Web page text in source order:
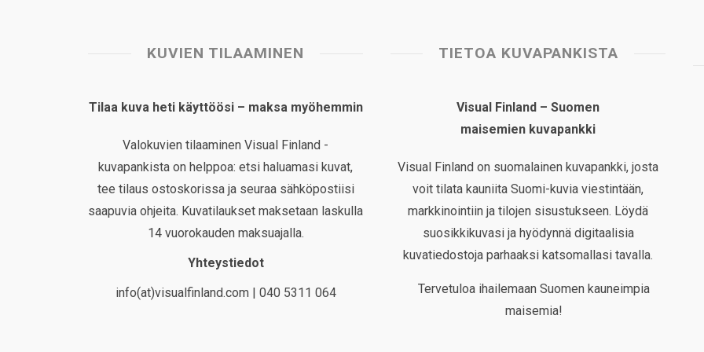
KUVIEN TILAAMINEN
Tilaa kuva heti käyttöösi – maksa myöhemmin
Valokuvien tilaaminen Visual Finland -
kuvapankista on helppoa: etsi haluamasi kuvat,
tee tilaus ostoskorissa ja seuraa sähköpostiisi
saapuvia ohjeita. Kuvatilaukset maksetaan laskulla
14 vuorokauden maksuajalla.
Yhteystiedot
info(at)visualfinland.com | 040 5311 064
TIETOA KUVAPANKISTA
Visual Finland – Suomen
maisemien kuvapankki
Visual Finland on suomalainen kuvapankki, josta
voit tilata kauniita Suomi-kuvia viestintään,
markkinointiin ja tilojen sisustukseen. Löydä
suosikkikuvasi ja hyödynnä digitaalisia
kuvatiedostoja parhaaksi katsomallasi tavalla.
Tervetuloa ihailemaan Suomen kauneimpia
maisemia!